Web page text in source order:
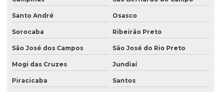
Empresa de limpeza de vidros
Empresa limpeza de vidros em altura
Empresa de limpeza de vidros e fachadas
Empresa de limpeza de vidros e janelas
Santo André Osasco
Sorocaba Ribeirão Preto
São José dos Campos São José do Rio Preto
Mogi das Cruzes Jundiaí
Piracicaba Santos